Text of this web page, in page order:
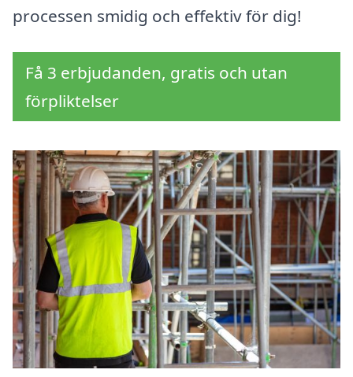
processen smidig och effektiv för dig!
Få 3 erbjudanden, gratis och utan
förpliktelser